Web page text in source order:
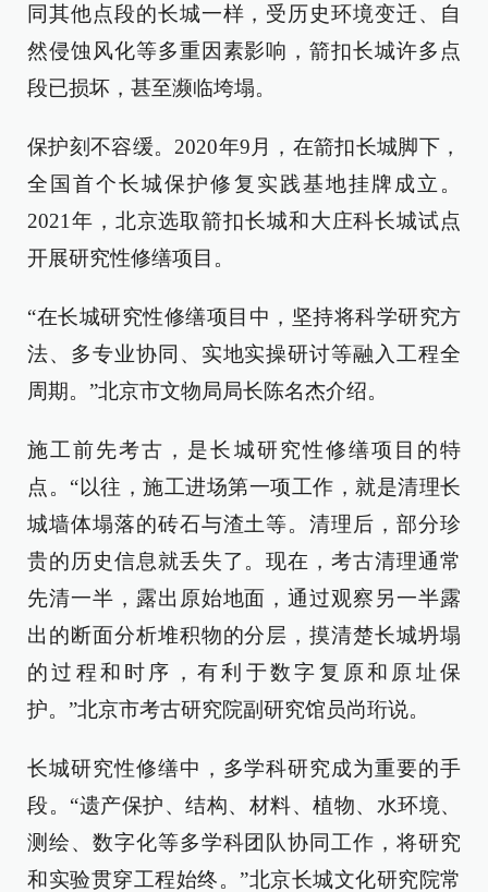
同其他点段的长城一样，受历史环境变迁、自
然侵蚀风化等多重因素影响，箭扣长城许多点
段已损坏，甚至濒临垮塌。
保护刻不容缓。2020年9月，在箭扣长城脚下，
全国首个长城保护修复实践基地挂牌成立。
2021年，北京选取箭扣长城和大庄科长城试点
开展研究性修缮项目。
“在长城研究性修缮项目中，坚持将科学研究方
法、多专业协同、实地实操研讨等融入工程全
周期。”北京市文物局局长陈名杰介绍。
施工前先考古，是长城研究性修缮项目的特
点。“以往，施工进场第一项工作，就是清理长
城墙体塌落的砖石与渣土等。清理后，部分珍
贵的历史信息就丢失了。现在，考古清理通常
先清一半，露出原始地面，通过观察另一半露
出的断面分析堆积物的分层，摸清楚长城坍塌
的过程和时序，有利于数字复原和原址保
护。”北京市考古研究院副研究馆员尚珩说。
长城研究性修缮中，多学科研究成为重要的手
段。“遗产保护、结构、材料、植物、水环境、
测绘、数字化等多学科团队协同工作，将研究
和实验贯穿工程始终。”北京长城文化研究院常